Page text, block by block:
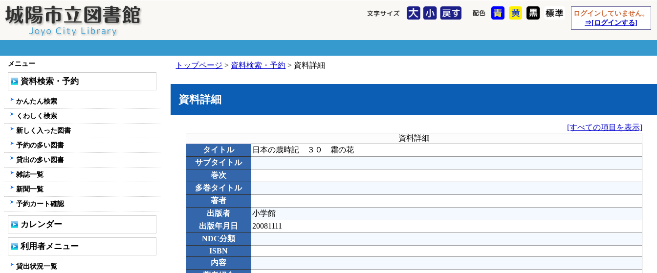
ログインしていません。
⇒[ログインする]
トップページ > 資料検索・予約 > 資料詳細
資料詳細
[すべての項目を表示]
資料詳細
タイトル
日本の歳時記 ３０ 霜の花
サブタイトル
巻次
多巻タイトル
著者
出版者
小学館
出版年月日
20081111
NDC分類
ISBN
内容
メニュー
資料検索・予約
かんたん検索
くわしく検索
新しく入った図書
予約の多い図書
貸出の多い図書
雑誌一覧
新聞一覧
予約カート確認
カレンダー
利用者メニュー
貸出状況一覧